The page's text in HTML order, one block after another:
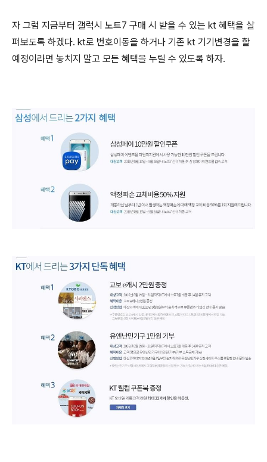
자 그럼 지금부터 갤럭시 노트7 구매 시 받을 수 있는 kt 혜택을 살
펴보도록 하겠다. kt로 번호이동을 하거나 기존 kt 기기변경을 할
예정이라면 놓치지 말고 모든 혜택을 누릴 수 있도록 하자.